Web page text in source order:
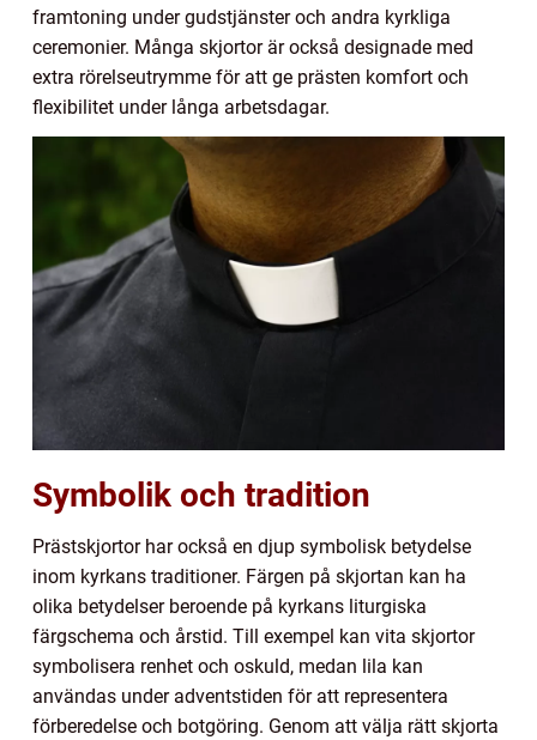
framtoning under gudstjänster och andra kyrkliga
ceremonier. Många skjortor är också designade med
extra rörelseutrymme för att ge prästen komfort och
flexibilitet under långa arbetsdagar.
Symbolik och tradition
Prästskjortor har också en djup symbolisk betydelse
inom kyrkans traditioner. Färgen på skjortan kan ha
olika betydelser beroende på kyrkans liturgiska
färgschema och årstid. Till exempel kan vita skjortor
symbolisera renhet och oskuld, medan lila kan
användas under adventstiden för att representera
förberedelse och botgöring. Genom att välja rätt skjorta